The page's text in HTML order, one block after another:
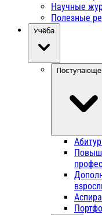
Научные
Полезные
Учёба